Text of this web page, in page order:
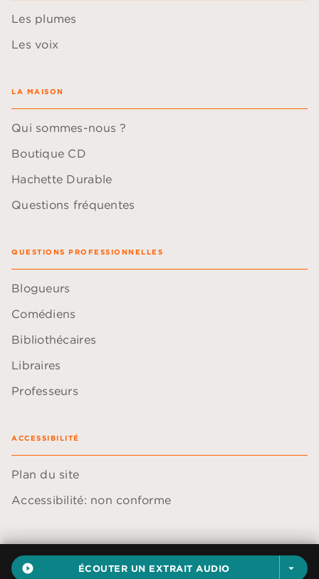
play_circle_filled ÉCOUTER UN EXTRAIT AUDIO arrow_drop_down
Les plumes
Les voix
LA MAISON
Qui sommes-nous ?
Boutique CD
Hachette Durable
Questions fréquentes
QUESTIONS PROFESSIONNELLES
Blogueurs
Comédiens
Bibliothécaires
Libraires
Professeurs
ACCESSIBILITÉ
Plan du site
Accessibilité: non conforme
Données personnelles